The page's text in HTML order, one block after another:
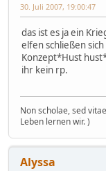
30. Juli 2007, 19:00:47
das ist es ja ein
elfen schließen
Konzept*Hust
ihr kein rp.
Non scholae, sed
Leben lernen wir. )
Alyssa